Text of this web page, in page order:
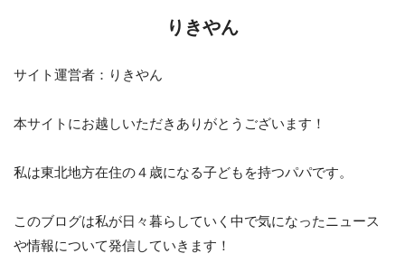
りきやん
サイト運営者：りきやん
本サイトにお越しいただきありがとうございます！
私は東北地方在住の４歳になる子どもを持つパパです。
このブログは私が日々暮らしていく中で気になったニュース
や情報について発信していきます！